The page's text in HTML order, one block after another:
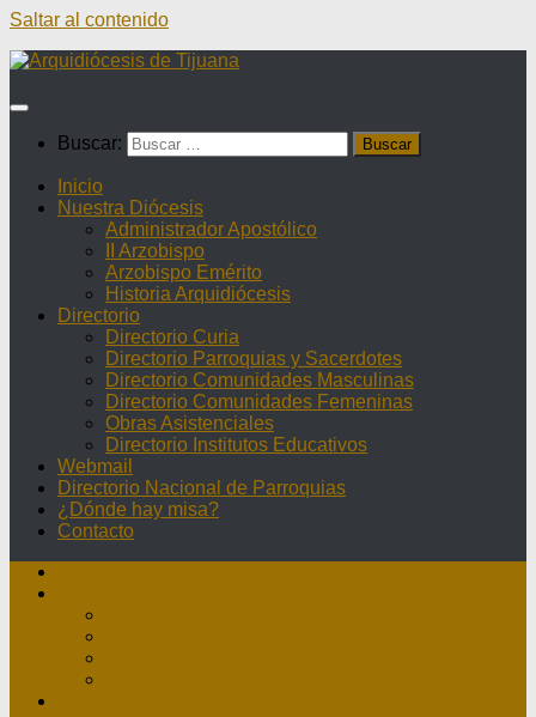
Saltar al contenido
Buscar:
Inicio
Nuestra Diócesis
Administrador Apostólico
II Arzobispo
Arzobispo Emérito
Historia Arquidiócesis
Directorio
Directorio Curia
Directorio Parroquias y Sacerdotes
Directorio Comunidades Masculinas
Directorio Comunidades Femeninas
Obras Asistenciales
Directorio Institutos Educativos
Webmail
Directorio Nacional de Parroquias
¿Dónde hay misa?
Contacto